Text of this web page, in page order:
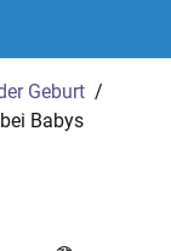
Geburt
Babys